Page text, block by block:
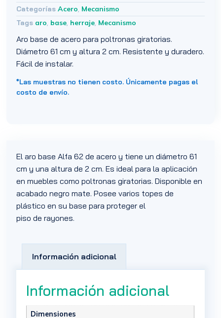
Categorías Acero, Mecanismo
Tags aro, base, herraje, Mecanismo
Aro base de acero para poltronas giratorias.
Diámetro 61 cm y altura 2 cm. Resistente y duradero.
Fácil de instalar.
*Las muestras no tienen costo. Únicamente pagas el
costo de envío.
El aro base Alfa 62 de acero y tiene un diámetro 61
cm y una altura de 2 cm. Es ideal para la aplicación
en muebles como poltronas giratorias. Disponible en
acabado negro mate. Posee varios topes de
plástico en su base para proteger el
piso de rayones.
Información adicional
Información adicional
Dimensiones